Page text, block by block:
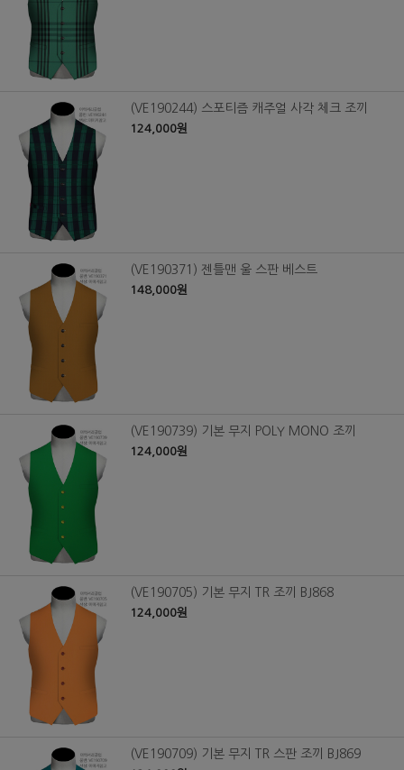
(VE190244) 스포티즘 캐주얼 사각 체크 조끼
124,000원
(VE190371) 젠틀맨 울 스판 베스트
148,000원
(VE190739) 기본 무지 POLY MONO 조끼
124,000원
(VE190705) 기본 무지 TR 조끼 BJ868
124,000원
(VE190709) 기본 무지 TR 스판 조끼 BJ869